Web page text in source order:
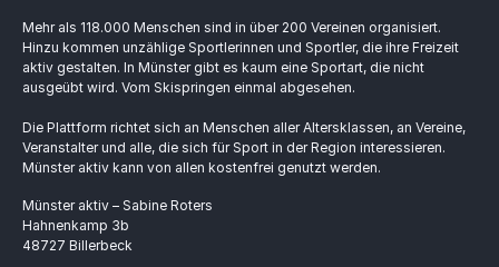
Mehr als 118.000 Menschen sind in über 200 Vereinen organisiert.
Hinzu kommen unzählige Sportlerinnen und Sportler, die ihre Freizeit
aktiv gestalten. In Münster gibt es kaum eine Sportart, die nicht
ausgeübt wird. Vom Skispringen einmal abgesehen.
Die Plattform richtet sich an Menschen aller Altersklassen, an Vereine,
Veranstalter und alle, die sich für Sport in der Region interessieren.
Münster aktiv kann von allen kostenfrei genutzt werden.
Münster aktiv – Sabine Roters
Hahnenkamp 3b
48727 Billerbeck